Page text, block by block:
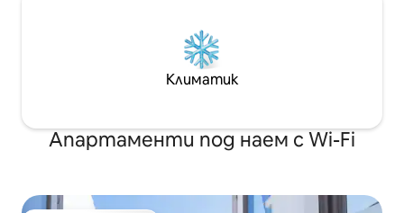
Климатик
Апартаменти под наем с Wi-Fi